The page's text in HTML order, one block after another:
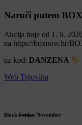
Naruči putem
Akcija traje od 1. 6.
na https://boxnow.hr/
uz kod: DANZENA
Web Trgovina
Black Friday November